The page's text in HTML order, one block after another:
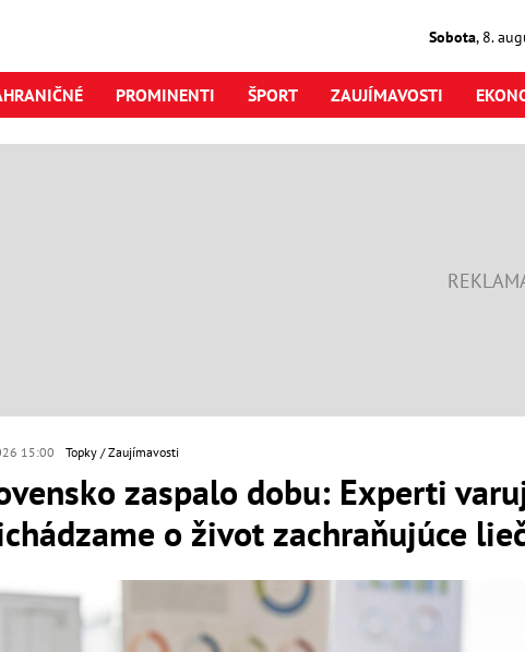
Sobota, 8.
PROMINENTI ŠPORT ZAUJÍMAVOSTI
15:00 Topky Zaujímavosti
zaspalo dobu: Experti
o život zachraňujúce